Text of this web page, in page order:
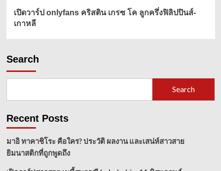
เปิดวาร์ป onlyfans คริสติน เกรซ โค ลูกครึ่งฟิลิปปินส์-
เกาหลี
Search
Search
Recent Posts
มาอิ ทาคาชิโระ คือใคร? ประวัติ ผลงาน และเสน่ห์สาวสาย
ยิมนาสติกที่ถูกพูดถึง